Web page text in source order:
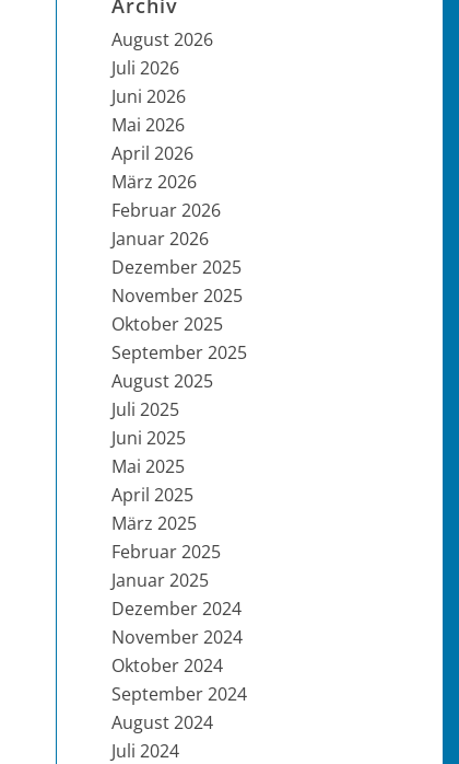
Archiv
August 2026
Juli 2026
Juni 2026
Mai 2026
April 2026
März 2026
Februar 2026
Januar 2026
Dezember 2025
November 2025
Oktober 2025
September 2025
August 2025
Juli 2025
Juni 2025
Mai 2025
April 2025
März 2025
Februar 2025
Januar 2025
Dezember 2024
November 2024
Oktober 2024
September 2024
August 2024
Juli 2024